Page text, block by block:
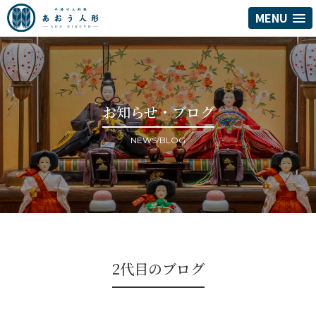
MENU
お知らせ・ブログ
NEWS/BLOG
2代目のブログ